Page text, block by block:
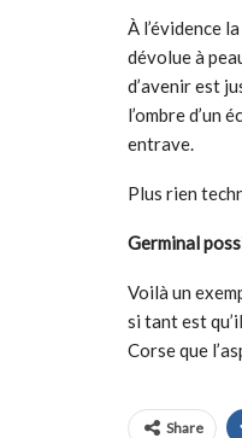
À l’évidence
dévolue à
d’avenir est
l’ombre d’un
entrave.
Plus rien
Germinal
Voilà un
si tant est
Corse que
Share